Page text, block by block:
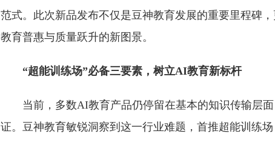
范式。此次新品发布不仅是豆神教育发展的重要里程碑
教育普惠与质量跃升的新图景。
“超能训练场”必备三要素，树立AI教育新标杆
当前，多数AI教育产品仍停留在基本的知识传输层
证。豆神教育敏锐洞察到这一行业难题，首推超能训练